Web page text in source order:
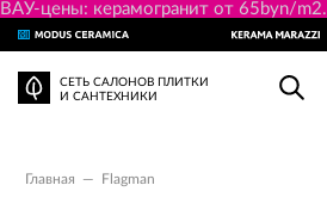
ВАУ-цены: керамогранит от 65byn/m2.
СЕТЬ САЛОНОВ ПЛИТКИ
И САНТЕХНИКИ
Главная — Flagman